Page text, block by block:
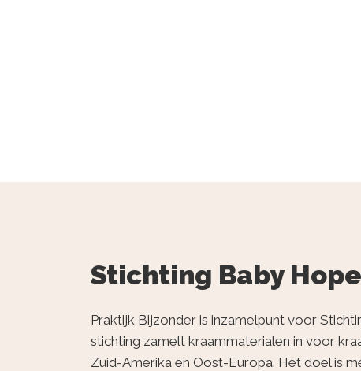
Stichting Baby Hope
Praktijk Bijzonder is inzamelpunt voor
stichting zamelt kraammaterialen in voor
Zuid-Amerika en Oost-Europa. Het doel is